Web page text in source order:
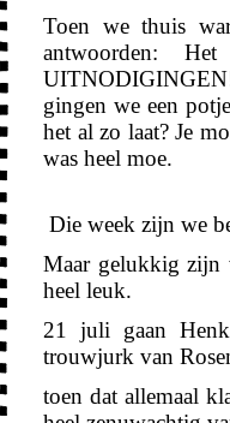
Toen we thuis
antwoorden:
gingen we een
het al zo laat? Je
was heel moe.
Die week zijn we
Maar gelukkig zijn
heel leuk.
21 juli gaan
trouwjurk van
toen dat allemaal